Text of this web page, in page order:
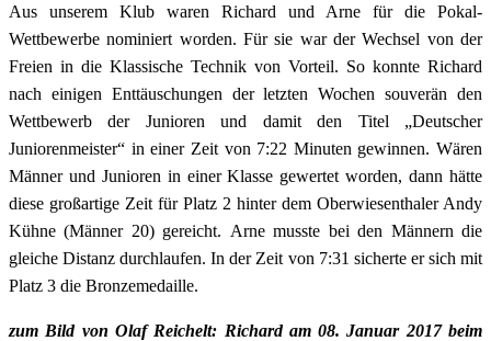
Aus unserem Klub waren Richard und Arne für die Pokal-
Wettbewerbe nominiert worden. Für sie war der Wechsel von der
Freien in die Klassische Technik von Vorteil. So konnte Richard
nach einigen Enttäuschungen der letzten Wochen souverän den
Wettbewerb der Junioren und damit den Titel „Deutscher
Juniorenmeister“ in einer Zeit von 7:22 Minuten gewinnen. Wären
Männer und Junioren in einer Klasse gewertet worden, dann hätte
diese großartige Zeit für Platz 2 hinter dem Oberwiesenthaler Andy
Kühne (Männer 20) gereicht. Arne musste bei den Männern die
gleiche Distanz durchlaufen. In der Zeit von 7:31 sicherte er sich mit
Platz 3 die Bronzemedaille.
zum Bild von Olaf Reichelt: Richard am 08. Januar 2017 beim